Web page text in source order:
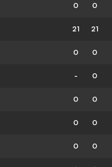
0 0
21 21
0 0
- 0
0 0
0 0
0 0